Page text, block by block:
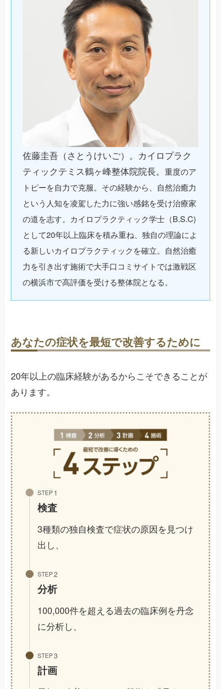
佐藤圭吾（さとうけいご）。カイロプラク
ティックテミス鶴ヶ峰整体院院長。 重度のア
トピーを自力で克服。その経験から、自然治癒力
という人知を凌駕した力に強い感銘を受け治療家
の道を志す。カイロプラクティック学士（B.S.C)
として20年以上臨床を積み重ね、独自の理論によ
る新しいカイロプラクティックを確立。自然治癒
力を引き出す施術で大手口コミサイトでは激戦区
の横浜市で高評価を受ける整体院となる。
あなたの症状を最短で改善するために
20年以上の臨床経験があるからこそできることが
あります。
STEP
検査
3種類の独自検査で症状の原因を見つけ
出し、
STEP
分析
100,000件を超える過去の臨床例を丹念
に分析し、
STEP
計画